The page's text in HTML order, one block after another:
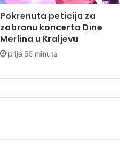
Pokrenuta peticija za
zabranu koncerta Dine
Merlina u Kraljevu
prije 55 minuta